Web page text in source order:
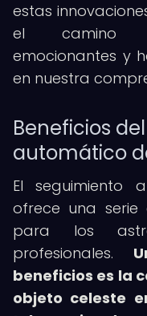
estas
el camino
emocionantes y
en nuestra
Beneficios
automático
El seguimiento
ofrece una serie
para los
profesionales.
beneficios es la
objeto celeste